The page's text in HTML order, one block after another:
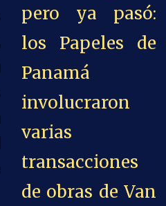
pero ya pasó:
los Papeles de
Panamá
involucraron
varias
transacciones
de obras de Van